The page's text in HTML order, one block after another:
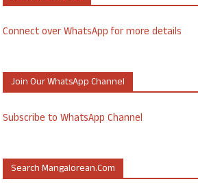
Connect over WhatsApp for more details
Join Our WhatsApp Channel
Subscribe to WhatsApp Channel
Search Mangalorean.com